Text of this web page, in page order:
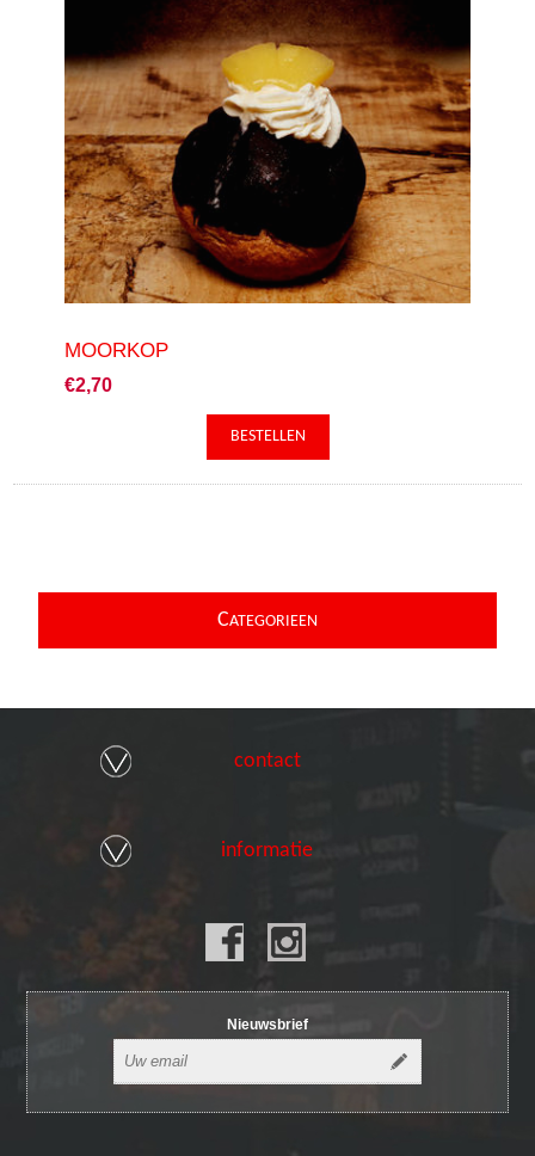
MOORKOP
€2,70
CATEGORIEEN
contact
informatie
Nieuwsbrief